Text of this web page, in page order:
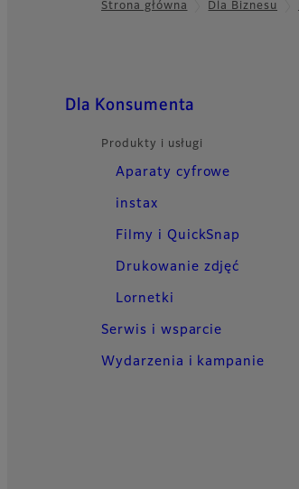
Strona główna Dla Biznesu
Quick Links
Dla Konsumenta
Produkty i usługi
Aparaty cyfrowe
instax
Filmy i QuickSnap
Drukowanie zdjęć
Lornetki
Serwis i wsparcie
Wydarzenia i kampanie